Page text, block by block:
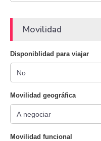
Movilidad
Disponiblidad para viajar
Movilidad geográfica
Movilidad funcional